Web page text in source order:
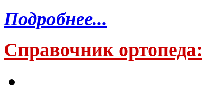
Подробнее...
Справочник ортопеда: